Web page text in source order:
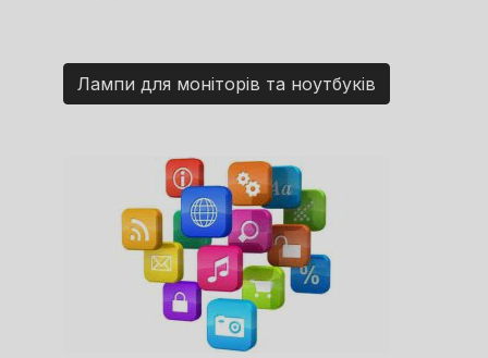
Лампи для моніторів та ноутбуків